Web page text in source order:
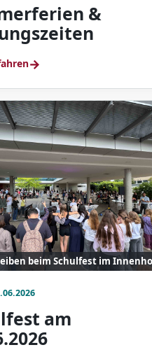
&
→
am